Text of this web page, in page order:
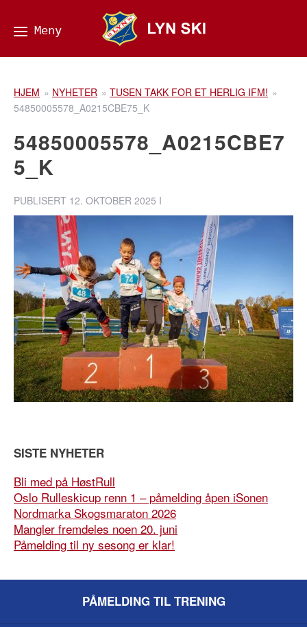
HJEM » NYHETER » TUSEN TAKK FOR ET HERLIG IFM! »
54850005578_A0215CBE75_K
54850005578_A0215CBE7
5_K
PUBLISERT 12. OKTOBER 2025 I
SISTE NYHETER
Bli med på HøstRull
Oslo Rulleskicup renn 1 – påmelding åpen iSonen
Nordmarka Skogsmaraton 2026
Mangler fremdeles noen 20. juni
Påmelding til ny sesong er klar!
PÅMELDING TIL TRENING